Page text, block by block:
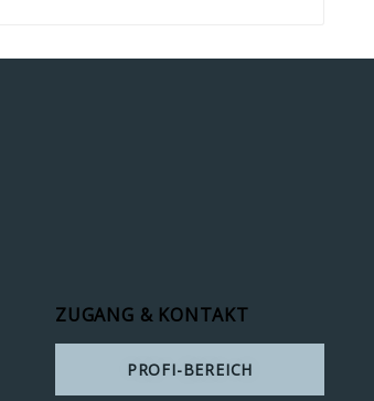
ZUGANG & KONTAKT
PROFI-BEREICH